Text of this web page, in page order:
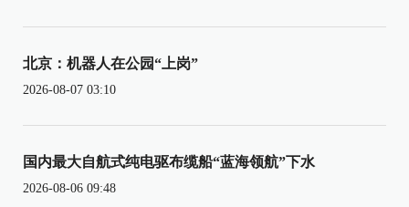
北京：机器人在公园“上岗”
2026-08-07 03:10
国内最大自航式纯电驱布缆船“蓝海领航”下水
2026-08-06 09:48